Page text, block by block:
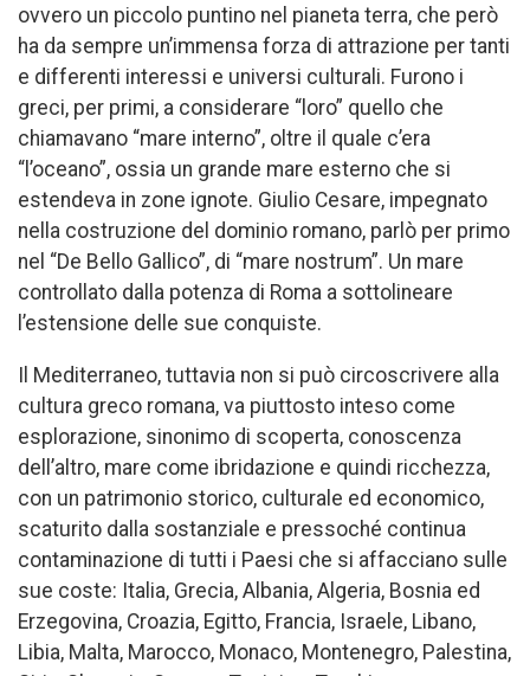
ovvero un piccolo puntino nel pianeta terra, che però
ha da sempre un’immensa forza di attrazione per tanti
e differenti interessi e universi culturali. Furono i
greci, per primi, a considerare “loro” quello che
chiamavano “mare interno”, oltre il quale c’era
“l’oceano”, ossia un grande mare esterno che si
estendeva in zone ignote. Giulio Cesare, impegnato
nella costruzione del dominio romano, parlò per primo
nel “De Bello Gallico”, di “mare nostrum”. Un mare
controllato dalla potenza di Roma a sottolineare
l’estensione delle sue conquiste.
Il Mediterraneo, tuttavia non si può circoscrivere alla
cultura greco romana, va piuttosto inteso come
esplorazione, sinonimo di scoperta, conoscenza
dell’altro, mare come ibridazione e quindi ricchezza,
con un patrimonio storico, culturale ed economico,
scaturito dalla sostanziale e pressoché continua
contaminazione di tutti i Paesi che si affacciano sulle
sue coste: Italia, Grecia, Albania, Algeria, Bosnia ed
Erzegovina, Croazia, Egitto, Francia, Israele, Libano,
Libia, Malta, Marocco, Monaco, Montenegro, Palestina,